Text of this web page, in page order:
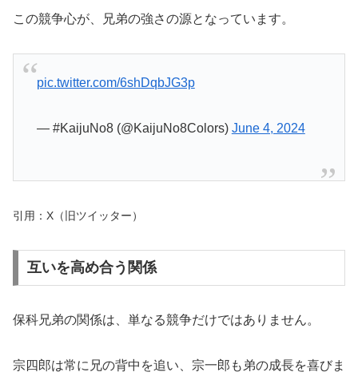
この競争心が、兄弟の強さの源となっています。
pic.twitter.com/6shDqbJG3p
— #KaijuNo8 (@KaijuNo8Colors) June 4, 2024
引用：X（旧ツイッター）
互いを高め合う関係
保科兄弟の関係は、単なる競争だけではありません。
宗四郎は常に兄の背中を追い、宗一郎も弟の成長を喜びま